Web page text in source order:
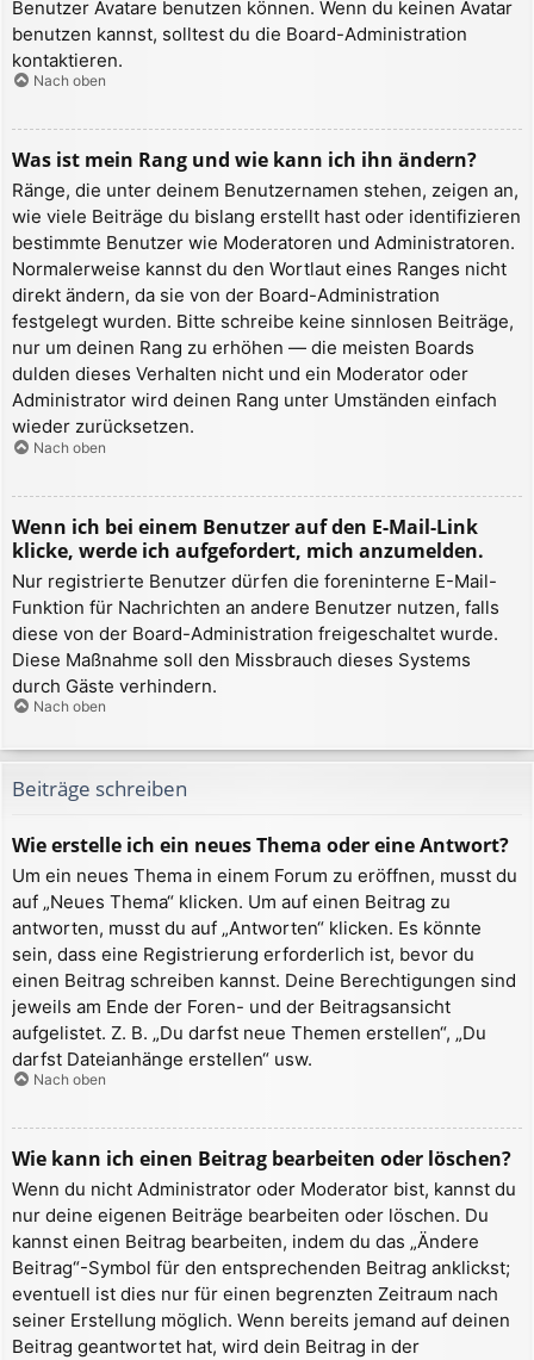
Benutzer Avatare benutzen können. Wenn du keinen Avatar
benutzen kannst, solltest du die Board-Administration
kontaktieren.
Nach oben
Was ist mein Rang und wie kann ich ihn ändern?
Ränge, die unter deinem Benutzernamen stehen, zeigen an,
wie viele Beiträge du bislang erstellt hast oder identifizieren
bestimmte Benutzer wie Moderatoren und Administratoren.
Normalerweise kannst du den Wortlaut eines Ranges nicht
direkt ändern, da sie von der Board-Administration
festgelegt wurden. Bitte schreibe keine sinnlosen Beiträge,
nur um deinen Rang zu erhöhen — die meisten Boards
dulden dieses Verhalten nicht und ein Moderator oder
Administrator wird deinen Rang unter Umständen einfach
wieder zurücksetzen.
Nach oben
Wenn ich bei einem Benutzer auf den E-Mail-Link
klicke, werde ich aufgefordert, mich anzumelden.
Nur registrierte Benutzer dürfen die foreninterne E-Mail-
Funktion für Nachrichten an andere Benutzer nutzen, falls
diese von der Board-Administration freigeschaltet wurde.
Diese Maßnahme soll den Missbrauch dieses Systems
durch Gäste verhindern.
Nach oben
Beiträge schreiben
Wie erstelle ich ein neues Thema oder eine Antwort?
Um ein neues Thema in einem Forum zu eröffnen, musst du
auf „Neues Thema“ klicken. Um auf einen Beitrag zu
antworten, musst du auf „Antworten“ klicken. Es könnte
sein, dass eine Registrierung erforderlich ist, bevor du
einen Beitrag schreiben kannst. Deine Berechtigungen sind
jeweils am Ende der Foren- und der Beitragsansicht
aufgelistet. Z. B. „Du darfst neue Themen erstellen“, „Du
darfst Dateianhänge erstellen“ usw.
Nach oben
Wie kann ich einen Beitrag bearbeiten oder löschen?
Wenn du nicht Administrator oder Moderator bist, kannst du
nur deine eigenen Beiträge bearbeiten oder löschen. Du
kannst einen Beitrag bearbeiten, indem du das „Ändere
Beitrag“-Symbol für den entsprechenden Beitrag anklickst;
eventuell ist dies nur für einen begrenzten Zeitraum nach
seiner Erstellung möglich. Wenn bereits jemand auf deinen
Beitrag geantwortet hat, wird dein Beitrag in der